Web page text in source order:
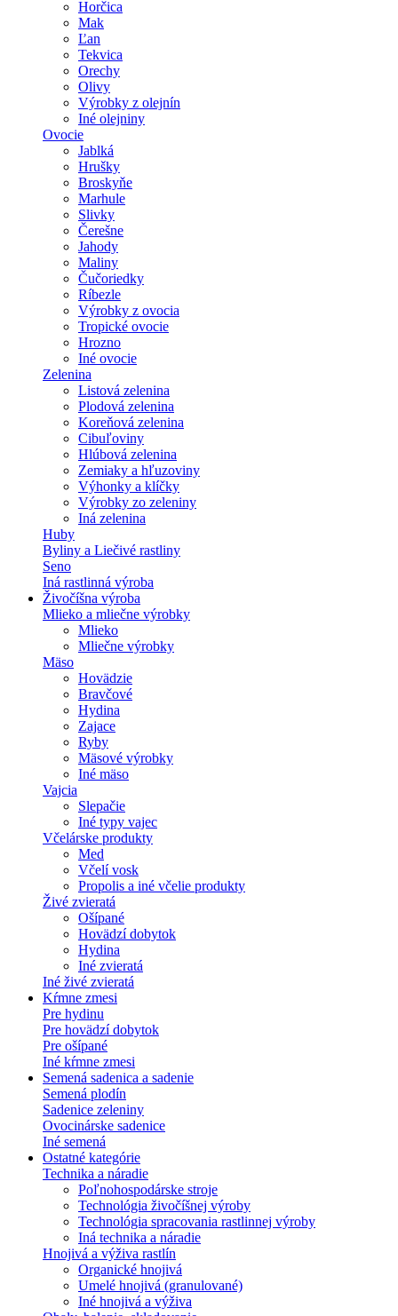
Horčica
Mak
Ľan
Tekvica
Orechy
Olivy
Výrobky z olejnín
Iné olejniny
Ovocie
Jablká
Hrušky
Broskyňe
Marhule
Slivky
Čerešne
Jahody
Maliny
Čučoriedky
Ríbezle
Výrobky z ovocia
Tropické ovocie
Hrozno
Iné ovocie
Zelenina
Listová zelenina
Plodová zelenina
Koreňová zelenina
Cibuľoviny
Hlúbová zelenina
Zemiaky a hľuzoviny
Výhonky a klíčky
Výrobky zo zeleniny
Iná zelenina
Huby
Byliny a Liečivé rastliny
Seno
Iná rastlinná výroba
Živočíšna výroba
Mlieko a mliečne výrobky
Mlieko
Mliečne výrobky
Mäso
Hovädzie
Bravčové
Hydina
Zajace
Ryby
Mäsové výrobky
Iné mäso
Vajcia
Slepačie
Iné typy vajec
Včelárske produkty
Med
Včelí vosk
Propolis a iné včelie produkty
Živé zvieratá
Ošípané
Hovädzí dobytok
Hydina
Iné zvieratá
Iné živé zvieratá
Kŕmne zmesi
Pre hydinu
Pre hovädzí dobytok
Pre ošípané
Iné kŕmne zmesi
Semená sadenica a sadenie
Semená plodín
Sadenice zeleniny
Ovocinárske sadenice
Iné semená
Ostatné kategórie
Technika a náradie
Poľnohospodárske stroje
Technológia živočíšnej výroby
Technológia spracovania rastlinnej výroby
Iná technika a náradie
Hnojivá a výživa rastlín
Organické hnojivá
Umelé hnojivá (granulované)
Iné hnojivá a výživa